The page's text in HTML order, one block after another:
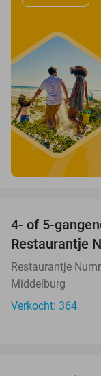
4- of 5-
Restaurantje
Restaurantje
Middelburg
Verkocht: 364